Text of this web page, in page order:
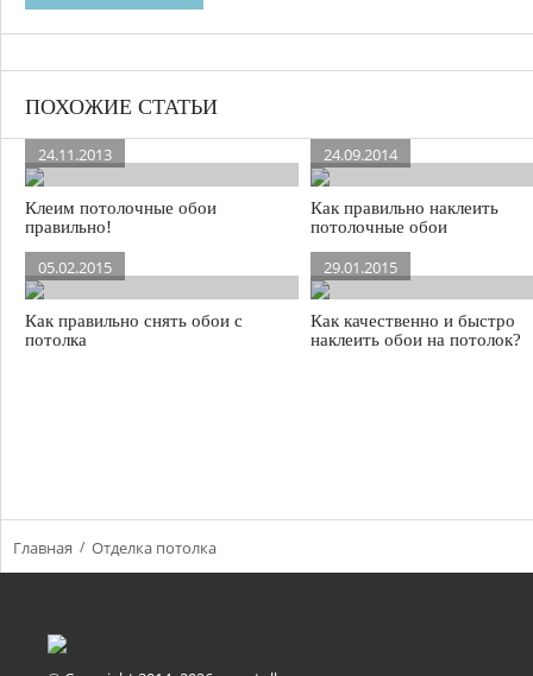
ПОХОЖИЕ СТАТЬИ
24.11.2013
Клеим потолочные обои
правильно!
24.09.2014
Как правильно наклеить
потолочные обои
05.02.2015
Как правильно снять обои с
потолка
29.01.2015
Как качественно и быстро
наклеить обои на потолок?
Главная Отделка потолка